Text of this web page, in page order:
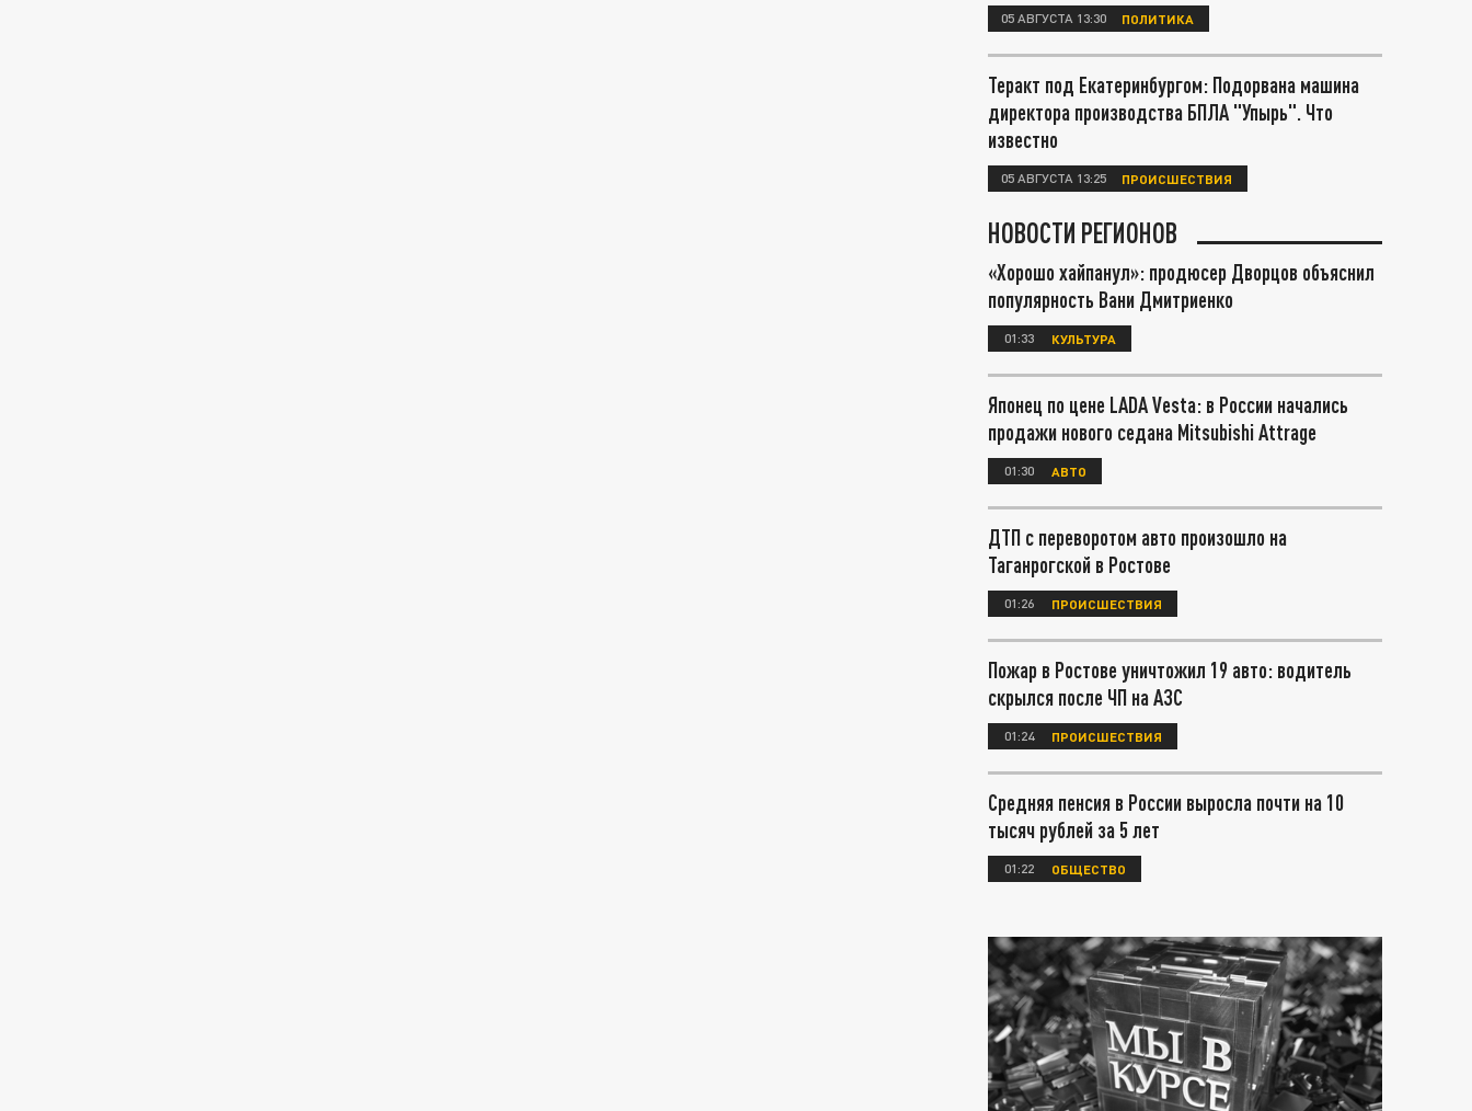
05 АВГУСТА 13:30 ПОЛИТИКА
Теракт под Екатеринбургом: Подорвана машина
директора производства БПЛА "Упырь". Что
известно
05 АВГУСТА 13:25 ПРОИСШЕСТВИЯ
НОВОСТИ РЕГИОНОВ
«Хорошо хайпанул»: продюсер Дворцов объяснил
популярность Вани Дмитриенко
01:33 КУЛЬТУРА
Японец по цене LADA Vesta: в России начались
продажи нового седана Mitsubishi Attrage
01:30 АВТО
ДТП с переворотом авто произошло на
Таганрогской в Ростове
01:26 ПРОИСШЕСТВИЯ
Пожар в Ростове уничтожил 19 авто: водитель
скрылся после ЧП на АЗС
01:24 ПРОИСШЕСТВИЯ
Средняя пенсия в России выросла почти на 10
тысяч рублей за 5 лет
01:22 ОБЩЕСТВО